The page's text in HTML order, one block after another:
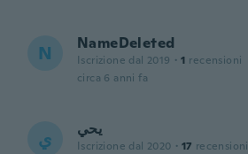
N NameDeleted
Iscrizione dal 2019 · 1 recensioni
circa 6 anni fa
ي يحي
Iscrizione dal 2020 · 17 recensioni